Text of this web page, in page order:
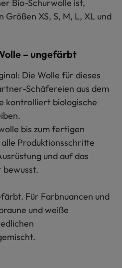
Bio-Schurwolle ist,
XS, S, M, L, XL und
– ungefärbt
Die Wolle für dieses
Schäfereien aus dem
kontrolliert biologische
bis zum fertigen
Produktionsschritte
und auf das
bewusst.
Für Farbnuancen und
und weiße